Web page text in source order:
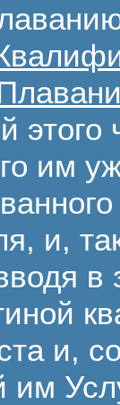
этого
им
и,
в
и,
им